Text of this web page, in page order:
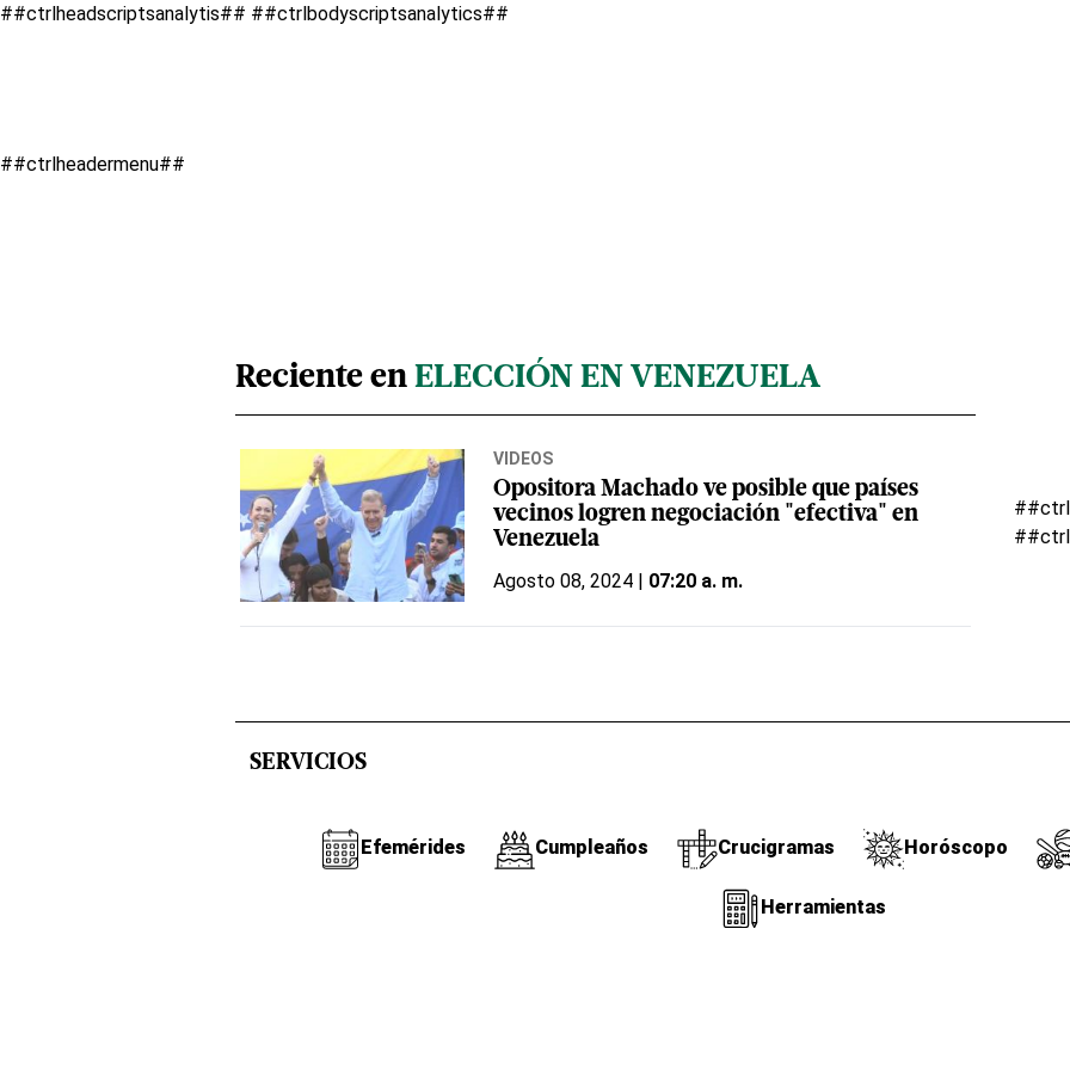
##ctrlheadscriptsanalytis## ##ctrlbodyscriptsanalytics##
##ctrlheadermenu##
Reciente en ELECCIÓN EN VENEZUELA
VIDEOS
Opositora Machado ve posible que países
vecinos logren negociación "efectiva" en
Venezuela
Agosto 08, 2024 | 07:20 a. m.
SERVICIOS
Efemérides Cumpleaños Crucigramas Horóscopo
Herramientas